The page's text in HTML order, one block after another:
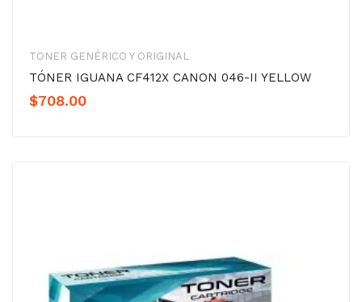
TONER GENÉRICO Y ORIGINAL
TÓNER IGUANA CF412X CANON 046-II YELLOW
$708.00